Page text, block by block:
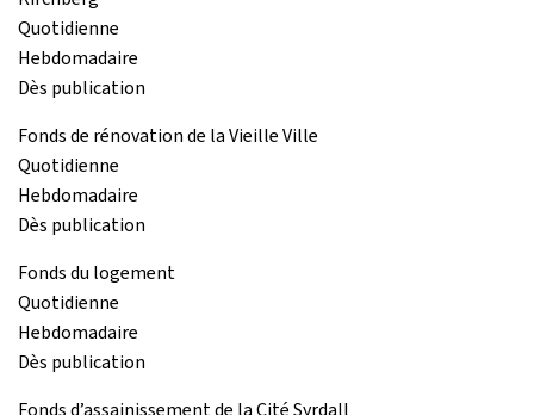
Quotidienne
Hebdomadaire
Dès publication
Fonds de rénovation de la Vieille Ville
Quotidienne
Hebdomadaire
Dès publication
Fonds du logement
Quotidienne
Hebdomadaire
Dès publication
Fonds d’assainissement de la Cité Syrdall